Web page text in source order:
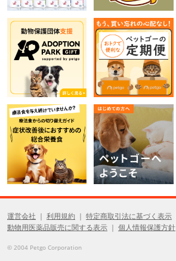
運営会社 利用規約
特定商取引法に基づく表示
動物用医薬品販売に関する表示
個人情報保護方針
© 2004 Petgo Corporation